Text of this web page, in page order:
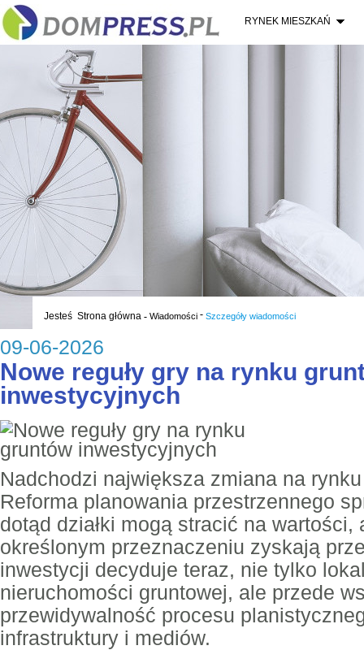
RYNEK MIESZKAŃ
Jesteś Strona główna - Wiadomości - Szczegóły wiadomości
09-06-2026
Nowe reguły gry na rynku
inwestycyjnych
Nadchodzi największa zmiana na
Reforma planowania przestrzennego
dotąd działki mogą stracić na wartości,
określonym przeznaczeniu zyskają
inwestycji decyduje teraz, nie tylko
nieruchomości gruntowej, ale przede
przewidywalność procesu
infrastruktury i mediów.